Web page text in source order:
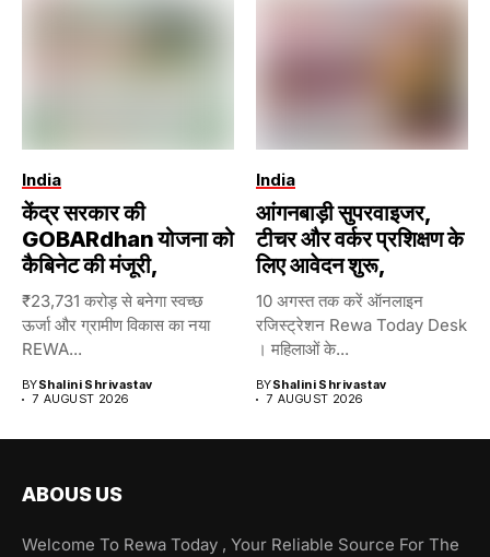
India
केंद्र सरकार की
GOBARdhan योजना को
कैबिनेट की मंजूरी,
₹23,731 करोड़ से बनेगा स्वच्छ
ऊर्जा और ग्रामीण विकास का नया
REWA...
BYShalini Shrivastav
7 AUGUST 2026
India
आंगनबाड़ी सुपरवाइजर,
टीचर और वर्कर प्रशिक्षण के
लिए आवेदन शुरू,
10 अगस्त तक करें ऑनलाइन
रजिस्ट्रेशन Rewa Today Desk
। महिलाओं के...
BYShalini Shrivastav
7 AUGUST 2026
ABOUS US
Welcome To Rewa Today , Your Reliable Source For The